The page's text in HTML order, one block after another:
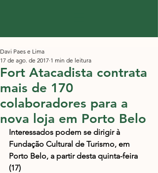
Fort Atacadista contrata
mais de 170
colaboradores para a
nova loja em Porto Belo
Davi Paes e Lima
17 de ago. de 2017 1 min de leitura
Interessados podem se dirigir à
Fundação Cultural de Turismo, em
Porto Belo, a partir desta quinta-feira
(17)